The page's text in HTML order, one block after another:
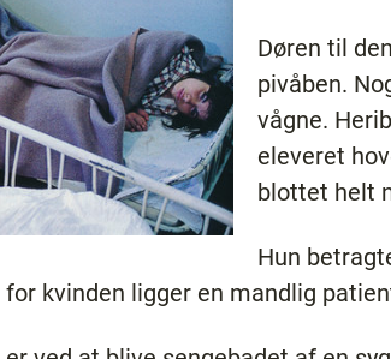
Døren til
pivåben.
vågne.
eleveret
blottet helt
Hun
kvinden ligger en mandlig